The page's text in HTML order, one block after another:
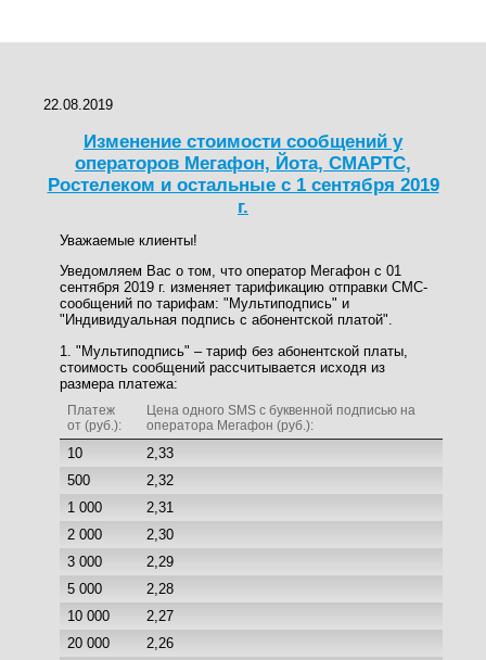
22.08.2019
Изменение стоимости сообщений у
операторов Мегафон, Йота, СМАРТС,
Ростелеком и остальные с 1 сентября 2019
г.
Уважаемые клиенты!
Уведомляем Вас о том, что оператор Мегафон с 01
сентября 2019 г. изменяет тарификацию отправки СМС-
сообщений по тарифам: "Мультиподпись" и
"Индивидуальная подпись с абонентской платой".
1. "Мультиподпись" – тариф без абонентской платы,
стоимость сообщений рассчитывается исходя из
размера платежа:
Платеж
от (руб.):
Цена одного SMS c буквенной подписью на
оператора Мегафон (руб.):
10
2,33
500
2,32
1 000
2,31
2 000
2,30
3 000
2,29
5 000
2,28
10 000
2,27
20 000
2,26